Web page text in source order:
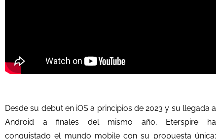
Desde su debut en iOS a principios de 2023 y su llegada a
Android a finales del mismo año, Eterspire ha
conquistado el mundo mobile con su propuesta única: